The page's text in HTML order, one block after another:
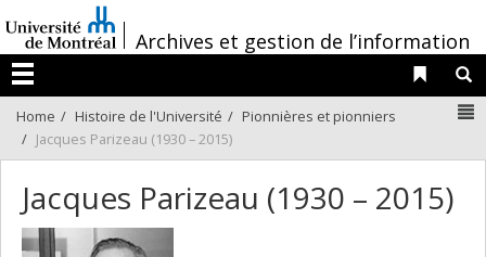
au
contenu
/
Archives et gestion de l’information
Menu
Liens
Home Histoire de l'Université
Pionnières et pionniers
Jacques Parizeau (1930 – 2015)
Jacques Parizeau (1930 – 2015)